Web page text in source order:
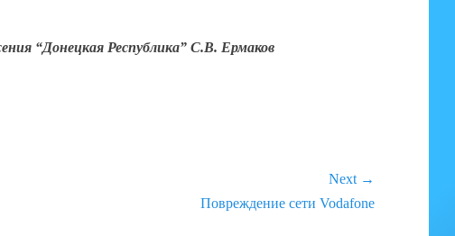
“Донецкая Республика” С.В. Ермаков
Next →
Повреждение сети Vodafone